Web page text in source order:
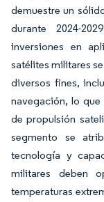
demuestre un
durante 2024-
inversiones en
satélites militares
diversos fines,
navegación, lo
de propulsión
segmento se
tecnología y
militares deben
temperaturas